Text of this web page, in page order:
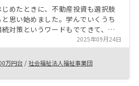
めたときに、不動産投資も選択肢
思い始めました。学んでいくうち
対策というワードもでてきて、よ
。 ただ、ローンを組むことにとても
のに勇気が要りました。もっと早
思いもありましたが、若かったら
にも思います。きっと、私にとっ
ミングだったのでしょう。
2025年09月24日
万円台 / 社会福祉法人福祉事業団